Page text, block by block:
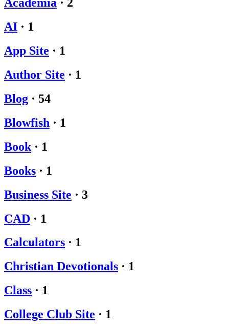
Academia · 2
AI · 1
App Site · 1
Author Site · 1
Blog · 54
Blowfish · 1
Book · 1
Books · 1
Business Site · 3
CAD · 1
Calculators · 1
Christian Devotionals · 1
Class · 1
College Club Site · 1